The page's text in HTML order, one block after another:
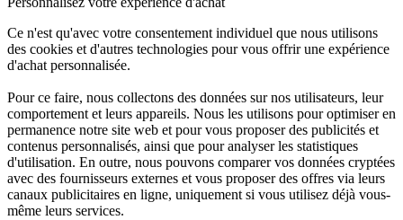
Ce n'est qu'avec votre consentement individuel que nous utilisons
des cookies et d'autres technologies pour vous offrir une expérience
d'achat personnalisée.
Pour ce faire, nous collectons des données sur nos utilisateurs, leur
comportement et leurs appareils. Nous les utilisons pour optimiser en
permanence notre site web et pour vous proposer des publicités et
contenus personnalisés, ainsi que pour analyser les statistiques
d'utilisation. En outre, nous pouvons comparer vos données cryptées
avec des fournisseurs externes et vous proposer des offres via leurs
canaux publicitaires en ligne, uniquement si vous utilisez déjà vous-
même leurs services.